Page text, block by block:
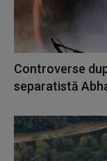
Controverse
separatistă